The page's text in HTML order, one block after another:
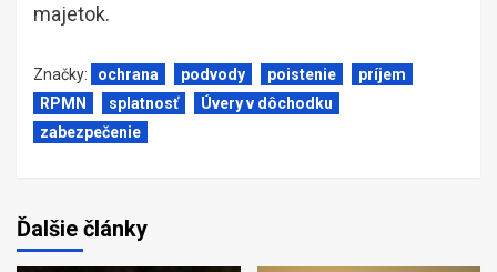
majetok.
Značky: ochrana podvody poistenie
príjem
RPMN
splatnosť
Úvery v dôchodku
zabezpečenie
Ďalšie články